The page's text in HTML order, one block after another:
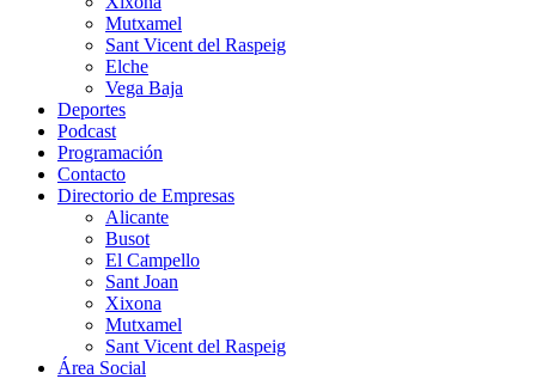
Mutxamel
Sant Vicent del Raspeig
Elche
Vega Baja
Deportes
Podcast
Programación
Contacto
Directorio de Empresas
Alicante
Busot
El Campello
Sant Joan
Xixona
Mutxamel
Sant Vicent del Raspeig
Área Social